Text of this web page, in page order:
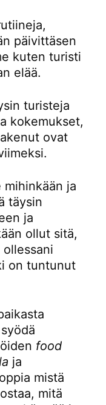
päivittäsen
kuten turisti
elää.
turisteja
kokemukset,
ovat
ja
täysin
ja
ollut sitä,
ollessani
on tuntunut
food
ja
mistä
mitä